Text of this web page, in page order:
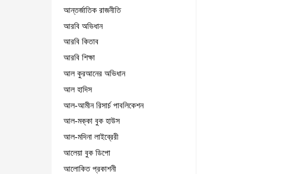
আন্তর্জাতিক রাজনীতি
আরবি অভিধান
আরবি কিতাব
আরবি শিক্ষা
আল কুরআনের অভিধান
আল হাদিস
আল-আমীন রিসার্চ পাবলিকেশন
আল-মক্কা বুক হাউস
আল-মদিনা লাইব্রেরী
আলেয়া বুক ডিপো
আলোকিত প্রকাশনী